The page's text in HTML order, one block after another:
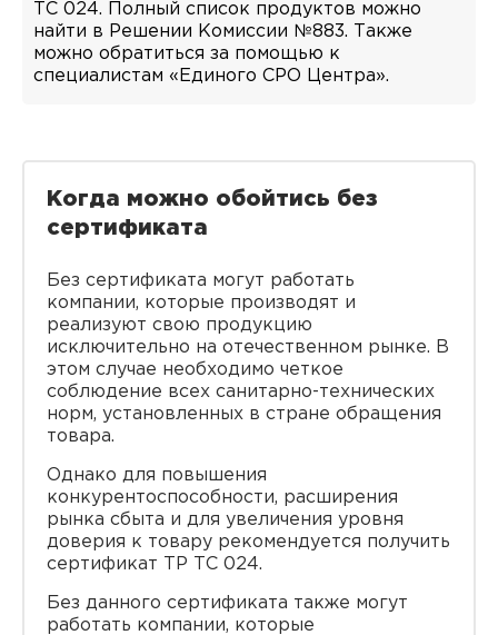
ТС 024. Полный список продуктов можно
найти в Решении Комиссии №883. Также
можно обратиться за помощью к
специалистам «Единого СРО Центра».
Когда можно обойтись без
сертификата
Без сертификата могут работать
компании, которые производят и
реализуют свою продукцию
исключительно на отечественном рынке. В
этом случае необходимо четкое
соблюдение всех санитарно-технических
норм, установленных в стране обращения
товара.
Однако для повышения
конкурентоспособности, расширения
рынка сбыта и для увеличения уровня
доверия к товару рекомендуется получить
сертификат ТР ТС 024.
Без данного сертификата также могут
работать компании, которые